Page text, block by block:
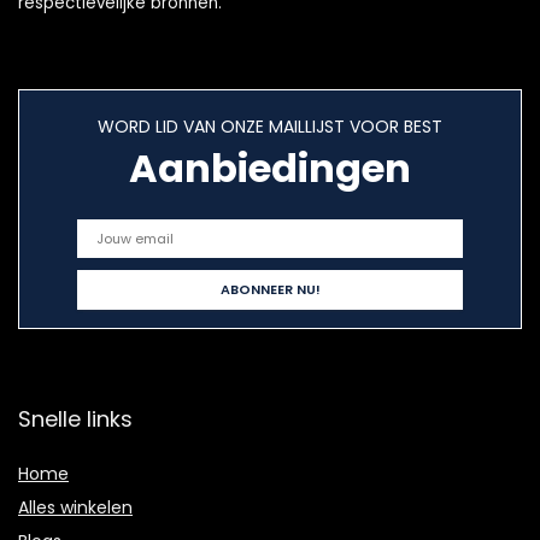
WORD LID VAN ONZE MAILLIJST VOOR BEST
Aanbiedingen
Snelle links
Home
Alles winkelen